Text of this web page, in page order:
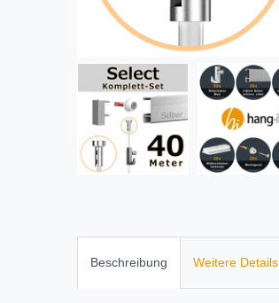
Beschreibung Weitere Details